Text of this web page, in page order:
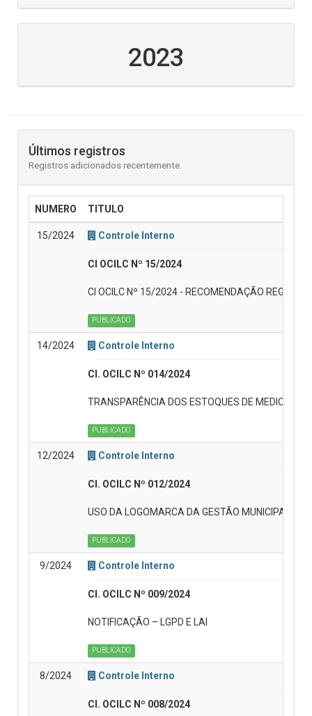
2023
Últimos registros
Registros adicionados recentemente.
NUMERO TITULO
15/2024 Controle Interno
CI OCILC Nº 15/2024
CI OCILC Nº 15/2024 - RECOMENDAÇÃO
PUBLICADO
14/2024 Controle Interno
CI. OCILC Nº 014/2024
TRANSPARÊNCIA DOS ESTOQUES DE
PUBLICADO
12/2024 Controle Interno
CI. OCILC Nº 012/2024
USO DA LOGOMARCA DA GESTÃO MUNICIPAL
PUBLICADO
9/2024 Controle Interno
CI. OCILC Nº 009/2024
NOTIFICAÇÃO – LGPD E LAI
PUBLICADO
8/2024 Controle Interno
CI. OCILC Nº 008/2024